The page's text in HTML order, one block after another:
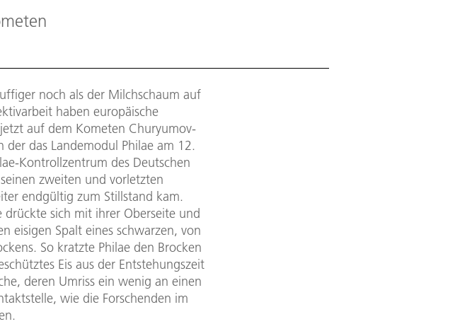
noch als der Milchschaum auf
haben europäische
auf dem Kometen Churyumov-
das Landemodul Philae am 12.
Kontrollzentrum des Deutschen
zweiten und vorletzten
endgültig zum Stillstand kam.
drückte sich mit ihrer Oberseite und
eisigen Spalt eines schwarzen, von
So kratzte Philae den Brocken
Eis aus der Entstehungszeit
deren Umriss ein wenig an einen
wie die Forschenden im